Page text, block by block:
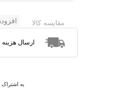
مقایسه کالا
ارسال هزینه
به اشتراک